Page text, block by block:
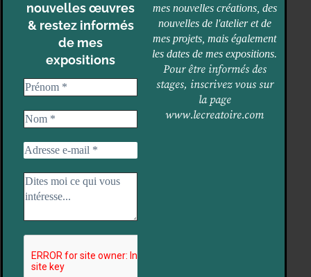
nouvelles œuvres
& restez informés
de mes
expositions
mes nouvelles créations, des
nouvelles de l'atelier et de
mes projets, mais également
les dates de mes expositions.
Pour être informés des
stages, inscrivez vous sur
la page
www.lecreatoire.com